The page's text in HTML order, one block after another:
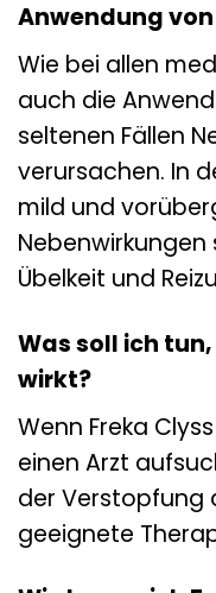
Anwendung
Wie bei allen
auch die
seltenen Fällen
verursachen. In
mild und
Übelkeit und
Was soll ich
wirkt?
Wenn Freka
einen Arzt
der Verstopfung
geeignete